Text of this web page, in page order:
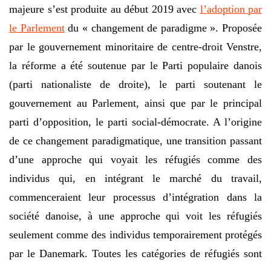
majeure s’est produite au début 2019 avec l’adoption par
le Parlementdu « changement de paradigme ». Proposée
par le gouvernement minoritaire de centre-droit Venstre,
la réforme a été soutenue par le Parti populaire danois
(parti nationaliste de droite), le parti soutenant le
gouvernement au Parlement, ainsi que par le principal
parti d’opposition, le parti social-démocrate. A l’origine
de ce changement paradigmatique, une transition passant
d’une approche qui voyait les réfugiés comme des
individus qui, en intégrant le marché du travail,
commenceraient leur processus d’intégration dans la
société danoise, à une approche qui voit les réfugiés
seulement comme des individus temporairement protégés
par le Danemark. Toutes les catégories de réfugiés sont